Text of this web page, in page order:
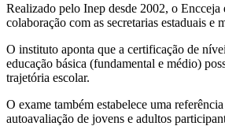
Realizado pelo Inep desde 2002, o
colaboração com as secretarias estaduais e
O instituto aponta que a certificação de
educação básica (fundamental e médio)
trajetória escolar.
O exame também estabelece uma
autoavaliação de jovens e adultos